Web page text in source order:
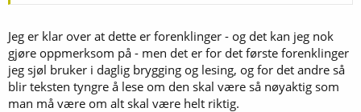
Jeg er klar over at dette er forenklinger - og det kan jeg nok
gjøre oppmerksom på - men det er for det første forenklinger
jeg sjøl bruker i daglig brygging og lesing, og for det andre så
blir teksten tyngre å lese om den skal være så nøyaktig som
man må være om alt skal være helt riktig.